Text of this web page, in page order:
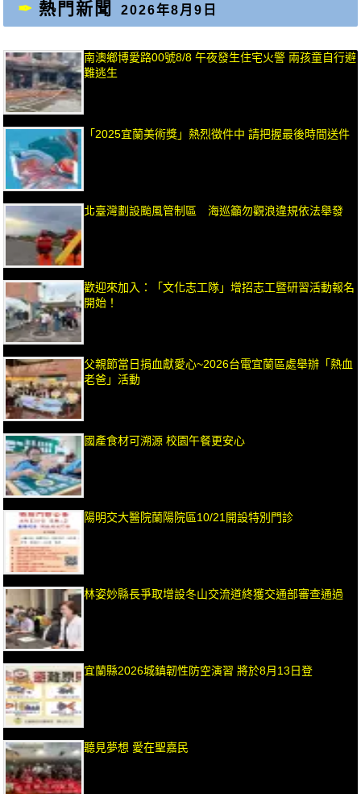
熱門新聞 2026年8月9日
南澳鄉博愛路00號8/8 午夜發生住宅火警 兩孩童自行避
難逃生
「2025宜蘭美術獎」熱烈徵件中 請把握最後時間送件
北臺灣劃設颱風管制區 海巡籲勿觀浪違規依法舉發
歡迎來加入：「文化志工隊」增招志工暨研習活動報名
開始！
父親節當日捐血獻愛心~2026台電宜蘭區處舉辦「熱血
老爸」活動
國產食材可溯源 校園午餐更安心
陽明交大醫院蘭陽院區10/21開設特別門診
林姿妙縣長爭取增設冬山交流道終獲交通部審查通過
宜蘭縣2026城鎮韌性防空演習 將於8月13日登
聽見夢想 愛在聖嘉民